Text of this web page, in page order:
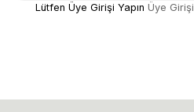
Lütfen Üye Girişi Yapın Üye Girişi